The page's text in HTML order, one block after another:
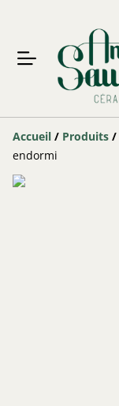
Accueil / Produits /
endormi